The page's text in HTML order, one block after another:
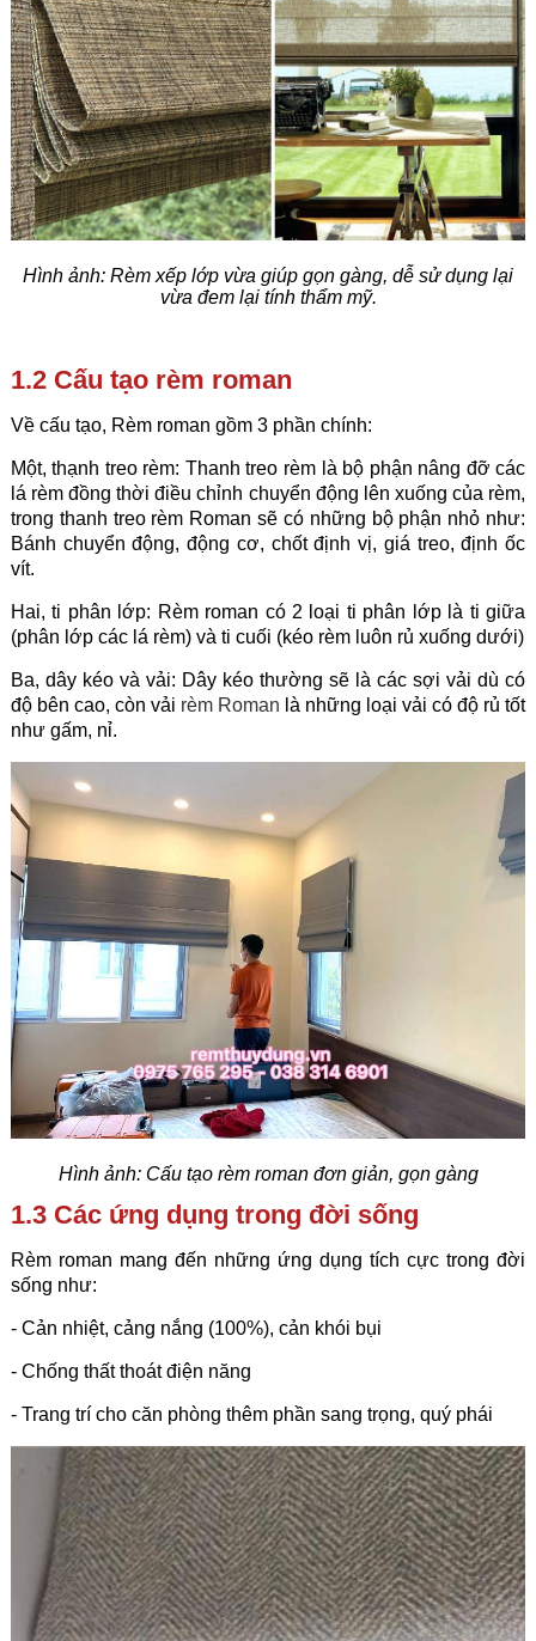
Hình ảnh: Rèm xếp lớp vừa giúp gọn gàng, dễ sử dụng lại
vừa đem lại tính thẩm mỹ.
1.2 Cấu tạo rèm roman
Về cấu tạo, Rèm roman gồm 3 phần chính:
Một, thạnh treo rèm: Thanh treo rèm là bộ phận nâng đỡ các
lá rèm đồng thời điều chỉnh chuyển động lên xuống của rèm,
trong thanh treo rèm Roman sẽ có những bộ phận nhỏ như:
Bánh chuyển động, động cơ, chốt định vị, giá treo, định ốc
vít.
Hai, ti phân lớp: Rèm roman có 2 loại ti phân lớp là ti giữa
(phân lớp các lá rèm) và ti cuối (kéo rèm luôn rủ xuống dưới)
Ba, dây kéo và vải: Dây kéo thường sẽ là các sợi vải dù có
độ bên cao, còn vải rèm Roman là những loại vải có độ rủ tốt
như gấm, nỉ.
Hình ảnh: Cấu tạo rèm roman đơn giản, gọn gàng
1.3 Các ứng dụng trong đời sống
Rèm roman mang đến những ứng dụng tích cực trong đời
sống như:
- Cản nhiệt, cảng nắng (100%), cản khói bụi
- Chống thất thoát điện năng
- Trang trí cho căn phòng thêm phần sang trọng, quý phái